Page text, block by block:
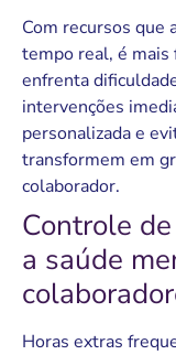
Com recursos que
tempo real, é mais
enfrenta
intervenções
personalizada e
transformem em
colaborador.
Controle
a saúde
Horas extras